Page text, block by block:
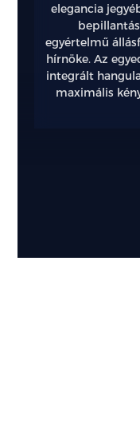
elegancia
egyértelmű
hírnöke. Az
integrált
maximális